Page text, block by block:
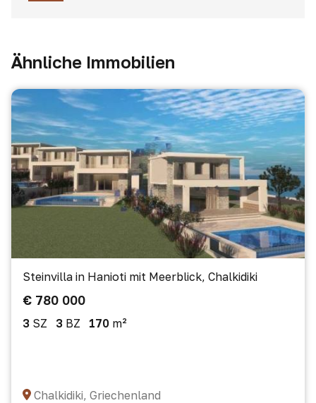
Ähnliche Immobilien
Steinvilla in Hanioti mit Meerblick, Chalkidiki
€ 780 000
3 SZ 3 BZ 170 m²
Chalkidiki, Griechenland